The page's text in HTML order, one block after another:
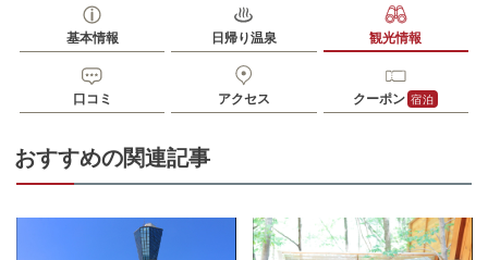
※ 料金情報は税込・税抜表記が混ざっております。正しい金額はご利用前にご
自身でお問合せください。
基本情報 日帰り温泉 観光情報
口コミ アクセス クーポン 宿泊
おすすめの関連記事